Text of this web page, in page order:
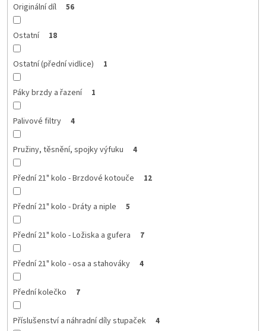
Originální díl 56
Ostatní 18
Ostatní (přední vidlice) 1
Páky brzdy a řazení 1
Palivové filtry 4
Pružiny, těsnění, spojky výfuku 4
Přední 21" kolo - Brzdové kotouče 12
Přední 21" kolo - Dráty a niple 5
Přední 21" kolo - Ložiska a gufera 7
Přední 21" kolo - osa a stahováky 4
Přední kolečko 7
Příslušenství a náhradní díly stupaček 4